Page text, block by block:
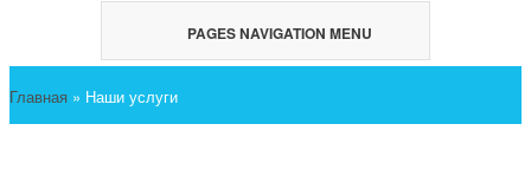
PAGES NAVIGATION MENU
Главная » Наши услуги